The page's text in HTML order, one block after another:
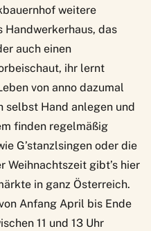
weitere
Handwerkerhaus, das
auch einen
ihr lernt
von anno dazumal
selbst Hand anlegen und
finden regelmäßig
G’stanzlsingen oder die
Weihnachtszeit gibt’s hier
in ganz Österreich.
Anfang April bis Ende
11 und 13 Uhr